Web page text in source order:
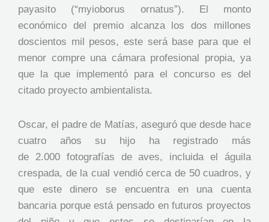
payasito (“myioborus ornatus”). El monto
económico del premio alcanza los dos millones
doscientos mil pesos, este será base para que el
menor compre una cámara profesional propia, ya
que la que implementó para el concurso es del
citado proyecto ambientalista.
Oscar, el padre de Matías, aseguró que desde hace
cuatro años su hijo ha registrado más
de 2.000 fotografías de aves, incluida el águila
crespada, de la cual vendió cerca de 50 cuadros, y
que este dinero se encuentra en una cuenta
bancaria porque está pensado en futuros proyectos